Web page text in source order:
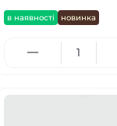
в наявності новинка